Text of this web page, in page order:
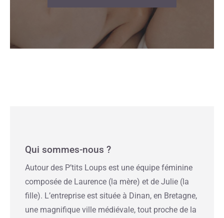
Qui sommes-nous ?
Autour des P’tits Loups est une équipe féminine
composée de Laurence (la mère) et de Julie (la
fille). L’entreprise est située à Dinan, en Bretagne,
une magnifique ville médiévale, tout proche de la